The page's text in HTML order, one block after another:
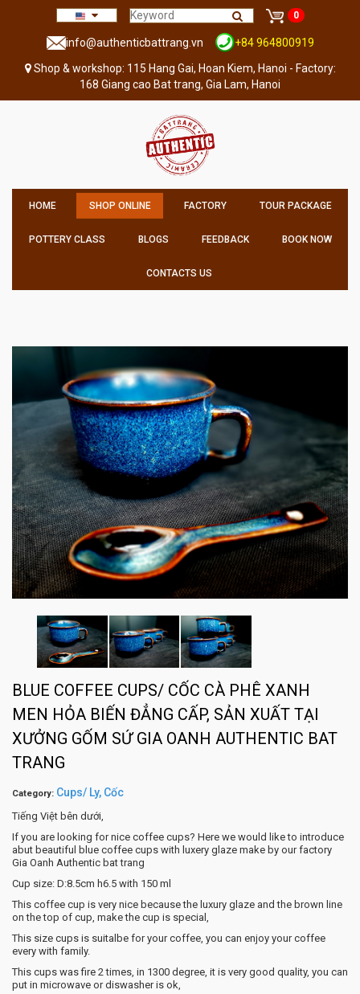
0
info@authenticbattrang.vn
+84 964800919
Shop & workshop: 115 Hang Gai, Hoan Kiem, Hanoi - Factory:
168 Giang cao Bat trang, Gia Lam, Hanoi
HOME SHOP ONLINE FACTORY TOUR PACKAGE
POTTERY CLASS BLOGS FEEDBACK BOOK NOW
CONTACTS US
BLUE COFFEE CUPS/ CỐC CÀ PHÊ XANH
MEN HỎA BIẾN ĐẲNG CẤP, SẢN XUẤT TẠI
XƯỞNG GỐM SỨ GIA OANH AUTHENTIC BAT
TRANG
Category: Cups/ Ly, Cốc
Tiếng Việt bên dưới,
If you are looking for nice coffee cups? Here we would like to introduce
abut beautiful blue coffee cups with luxery glaze make by our factory
Gia Oanh Authentic bat trang
Cup size: D:8.5cm h6.5 with 150 ml
This coffee cup is very nice because the luxury glaze and the brown line
on the top of cup, make the cup is special,
This size cups is suitalbe for your coffee, you can enjoy your coffee
every with family.
This cups was fire 2 times, in 1300 degree, it is very good quality, you can
put in microwave or diswasher is ok,